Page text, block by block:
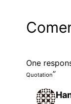
One
Quotation”